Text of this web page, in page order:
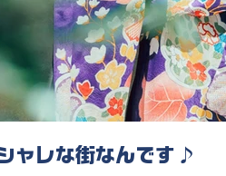
ャレな街なんです♪